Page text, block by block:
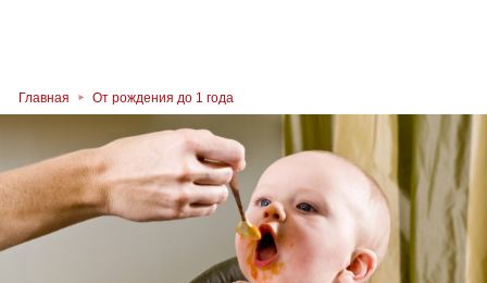
Главная От рождения до 1 года